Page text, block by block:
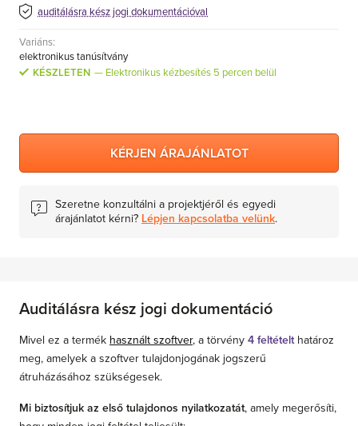
MS System Center
Server CALs
auditálásra kész jogi dokumentációval
Variáns:
elektronikus tanúsítvány
KÉSZLETEN
Elektronikus kézbesítés 5 percen belül
KÉRJEN ÁRAJÁNLATOT
Szeretne konzultálni a projektjéről és egyedi
árajánlatot kérni? Lépjen kapcsolatba velünk.
Auditálásra kész jogi dokumentáció
Mivel ez a termék használt szoftver, a törvény 4 feltételthatároz
meg, amelyek a szoftver tulajdonjogának jogszerű
átruházásához szükségesek.
Mi biztosítjuk az első tulajdonos nyilatkozatát, amely megerősíti,